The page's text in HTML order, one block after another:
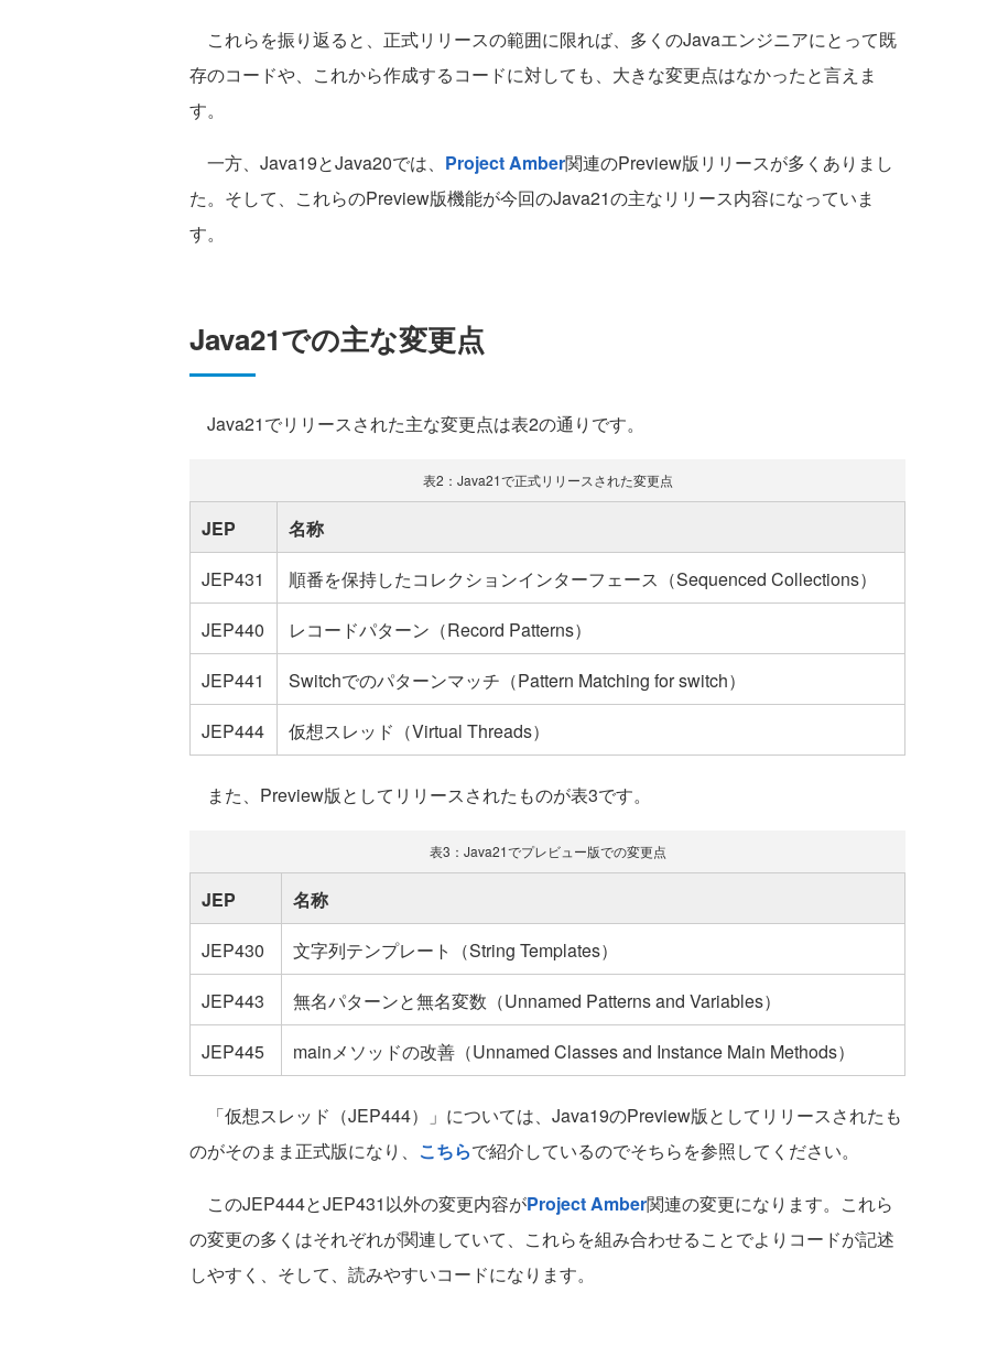
これらを振り返ると、正式リリースの範囲に限れば、多くのJavaエンジニアにとって既
存のコードや、これから作成するコードに対しても、大きな変更点はなかったと言えま
す。
一方、Java19とJava20では、 Project Amber関連のPreview版リリースが多くありまし
た。そして、これらのPreview版機能が今回のJava21の主なリリース内容になっていま
す。
Java21での主な変更点
Java21でリリースされた主な変更点は表2の通りです。
表2：Java21で正式リリースされた変更点
JEP
名称
JEP431
順番を保持したコレクションインターフェース（Sequenced Collections）
JEP440
レコードパターン（Record Patterns）
JEP441
Switchでのパターンマッチ（Pattern Matching for switch）
JEP444
仮想スレッド（Virtual Threads）
また、Preview版としてリリースされたものが表3です。
表3：Java21でプレビュー版での変更点
JEP
名称
JEP430
文字列テンプレート（String Templates）
JEP443
無名パターンと無名変数（Unnamed Patterns and Variables）
JEP445
mainメソッドの改善（Unnamed Classes and Instance Main Methods）
「仮想スレッド（JEP444）」については、Java19のPreview版としてリリースされたも
のがそのまま正式版になり、 こちらで紹介しているのでそちらを参照してください。
このJEP444とJEP431以外の変更内容がProject Amber関連の変更になります。これら
の変更の多くはそれぞれが関連していて、これらを組み合わせることでよりコードが記述
しやすく、そして、読みやすいコードになります。